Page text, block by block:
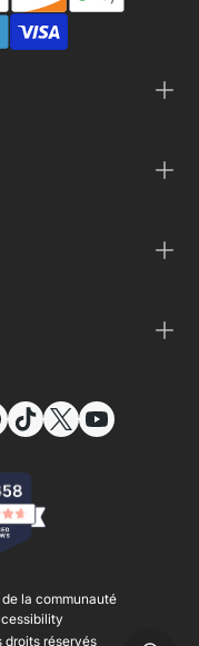
de la communauté
droits réservés